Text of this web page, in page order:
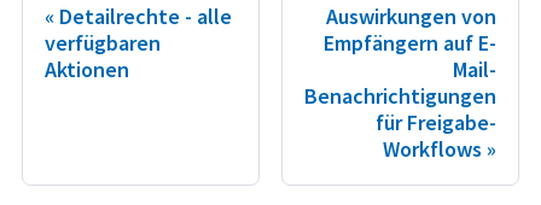
Detailrechte - alle
verfügbaren
Aktionen
Auswirkungen von
Empfängern auf E-
Mail-
Benachrichtigungen
für Freigabe-
Workflows